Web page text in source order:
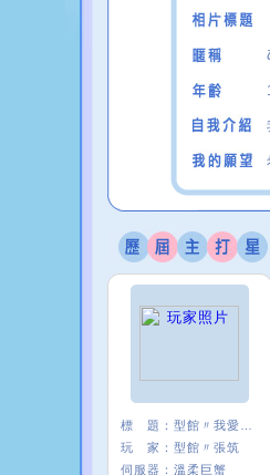
標 題：
玩 家： 型館〃張筑
伺服器： 溫柔巨蟹